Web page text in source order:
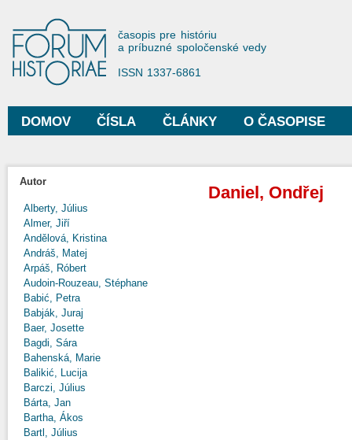
Forum Historiae
časopis pre históriu
a príbuzné spoločenské vedy
ISSN 1337-6861
Hlavné menu
DOMOV ČÍSLA ČLÁNKY O ČASOPISE
Autor
Alberty, Július
Almer, Jiří
Andělová, Kristina
Andráš, Matej
Arpáš, Róbert
Audoin-Rouzeau, Stéphane
Babić, Petra
Babják, Juraj
Baer, Josette
Bagdi, Sára
Bahenská, Marie
Balikić, Lucija
Barczi, Július
Bárta, Jan
Bartha, Ákos
Bartl, Július
Daniel, Ondřej